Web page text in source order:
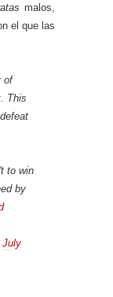
malos,
el que las
of
This
to win
by
July